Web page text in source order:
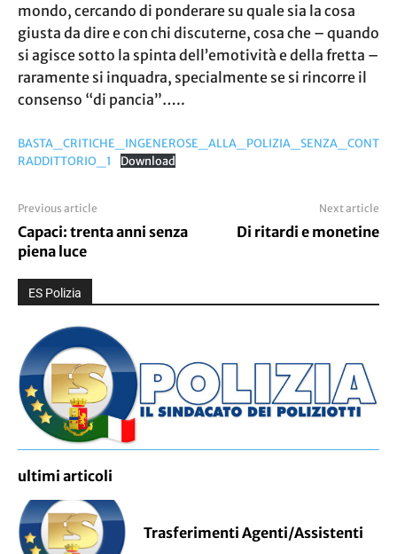
mondo, cercando di ponderare su quale sia la cosa
giusta da dire e con chi discuterne, cosa che – quando
si agisce sotto la spinta dell’emotività e della fretta –
raramente si inquadra, specialmente se si rincorre il
consenso “di pancia”…..
BASTA_CRITICHE_INGENEROSE_ALLA_POLIZIA_SENZA_CONT
RADDITTORIO_1
Download
Previous article
Capaci: trenta anni senza
piena luce
Next article
Di ritardi e monetine
ES Polizia
ultimi articoli
Trasferimenti Agenti/Assistenti